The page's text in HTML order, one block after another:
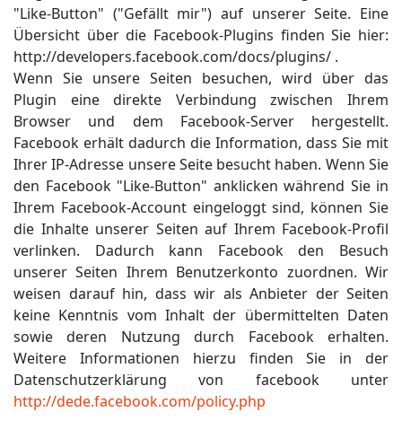
"Like-Button" ("Gefällt mir") auf unserer Seite. Eine
Übersicht über die Facebook-Plugins finden Sie hier:
http://developers.facebook.com/docs/plugins/ .
Wenn Sie unsere Seiten besuchen, wird über das
Plugin eine direkte Verbindung zwischen Ihrem
Browser und dem Facebook-Server hergestellt.
Facebook erhält dadurch die Information, dass Sie mit
Ihrer IP-Adresse unsere Seite besucht haben. Wenn Sie
den Facebook "Like-Button" anklicken während Sie in
Ihrem Facebook-Account eingeloggt sind, können Sie
die Inhalte unserer Seiten auf Ihrem Facebook-Profil
verlinken. Dadurch kann Facebook den Besuch
unserer Seiten Ihrem Benutzerkonto zuordnen. Wir
weisen darauf hin, dass wir als Anbieter der Seiten
keine Kenntnis vom Inhalt der übermittelten Daten
sowie deren Nutzung durch Facebook erhalten.
Weitere Informationen hierzu finden Sie in der
Datenschutzerklärung von facebook unter
http://dede.facebook.com/policy.php